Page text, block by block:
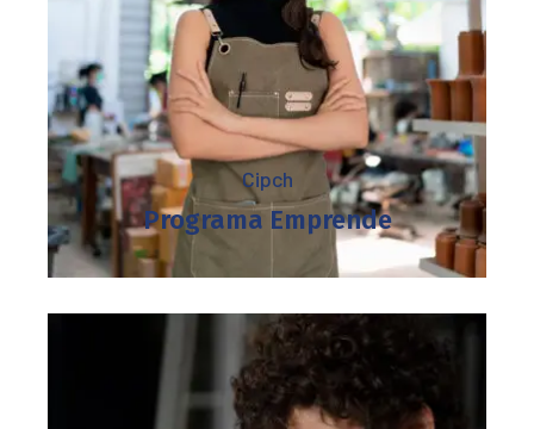
Cipch
Programa Emprende